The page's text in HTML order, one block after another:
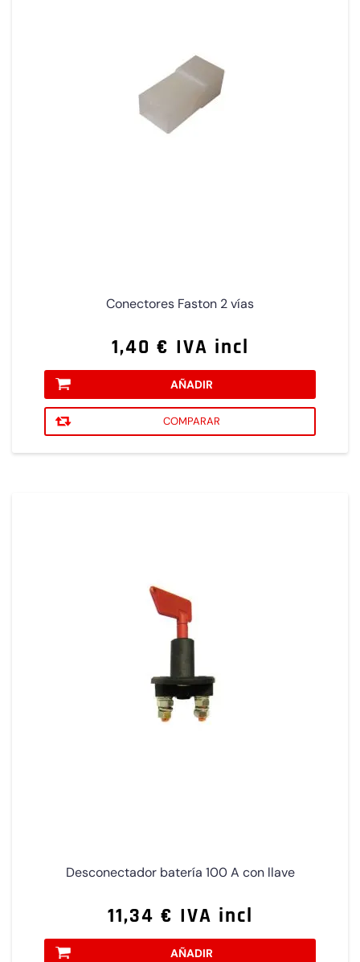
Conectores Faston 2 vías
1,40 € IVA incl
AÑADIR
COMPARAR
Desconectador batería 100 A con llave
11,34 € IVA incl
AÑADIR